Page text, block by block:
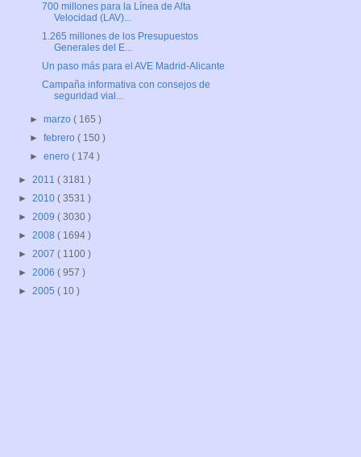
700 millones para la Línea de Alta
Velocidad (LAV)...
1.265 millones de los Presupuestos
Generales del E...
Un paso más para el AVE Madrid-Alicante
Campaña informativa con consejos de
seguridad vial...
►marzo( 165 )
►febrero( 150 )
►enero( 174 )
► 2011 ( 3181 )
► 2010 ( 3531 )
► 2009 ( 3030 )
► 2008 ( 1694 )
► 2007 ( 1100 )
► 2006 ( 957 )
► 2005 ( 10 )